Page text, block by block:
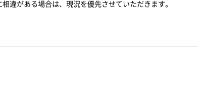
違がある場合は、現況を優先させていただきます。